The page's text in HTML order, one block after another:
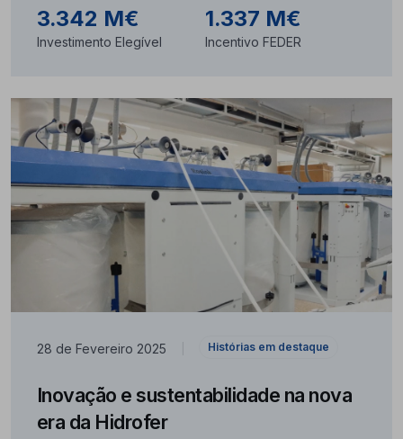
3.342 M€
Investimento Elegível
1.337 M€
Incentivo FEDER
28 de Fevereiro 2025 Histórias em destaque
Inovação e sustentabilidade na nova
era da Hidrofer